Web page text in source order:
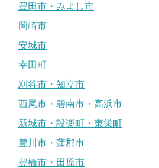
豊田市・みよし市
岡崎市
安城市
幸田町
刈谷市・知立市
西尾市・碧南市・高浜市
新城市・設楽町・東栄町
豊川市・蒲郡市
豊橋市・田原市